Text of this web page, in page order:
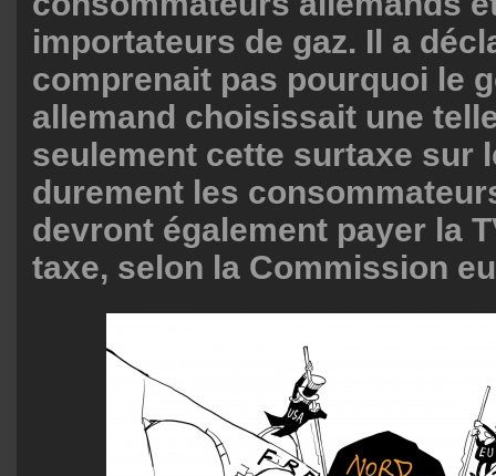
importateurs de gaz. Il a
comprenait pas pourquoi le
allemand choisissait une
seulement cette surtaxe sur
durement les
devront également payer la
taxe, selon la Commission